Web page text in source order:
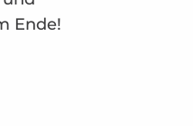
Ende!